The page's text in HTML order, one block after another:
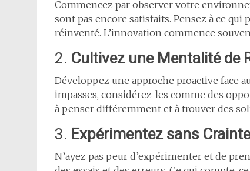
Commencez par observer votre
sont pas encore satisfaits. Pensez à ce
réinventé. L’innovation commence
2. Cultivez une Mentalité de
Développez une approche proactive face
impasses, considérez-les comme des
à penser différemment et à trouver des
3. Expérimentez sans Crainte
N’ayez pas peur d’expérimenter et de